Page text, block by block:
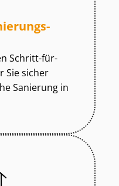
Schritt-für-
Sie sicher
Sanierung in